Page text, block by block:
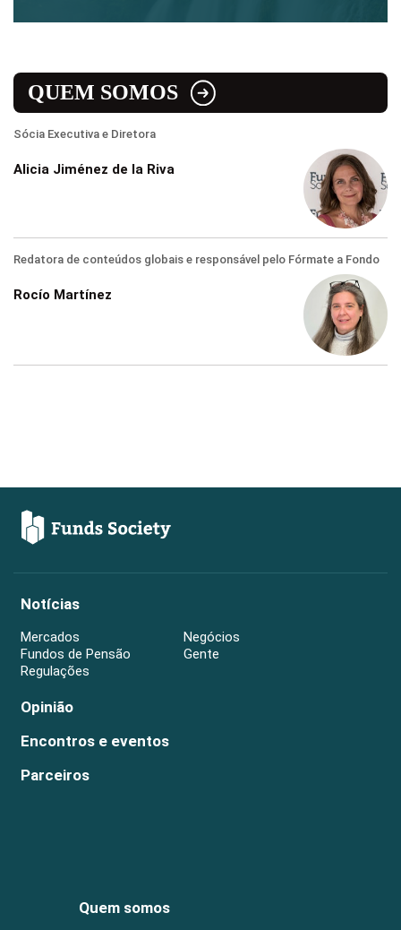
QUEM SOMOS
Sócia Executiva e Diretora
Alicia Jiménez de la Riva
Redatora de conteúdos globais e responsável pelo Fórmate a Fondo
Rocío Martínez
Notícias
Mercados
Negócios
Fundos de Pensão
Gente
Regulações
Opinião
Encontros e eventos
Parceiros
Quem somos